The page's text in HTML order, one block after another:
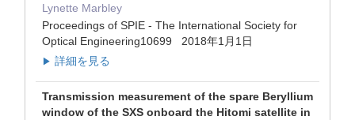
Lynette Marbley
Proceedings of SPIE - The International Society for
Optical Engineering10699 2018年1月1日
▶ 詳細を見る
Transmission measurement of the spare Beryllium
window of the SXS onboard the Hitomi satellite in